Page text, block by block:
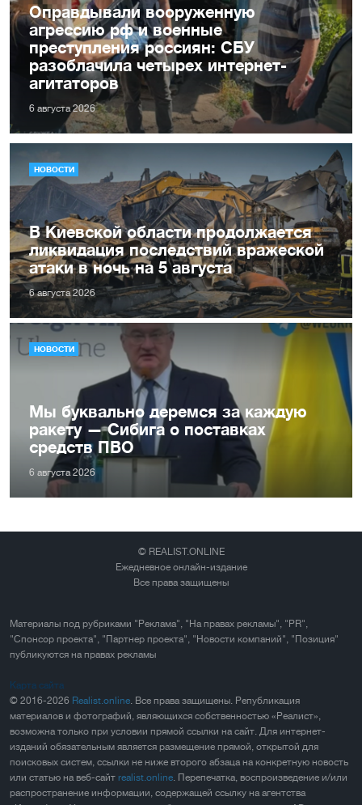
Оправдывали вооруженную
агрессию рф и военные
преступления россиян: СБУ
разоблачила четырех интернет-
агитаторов
6 августа 2026
НОВОСТИ
В Киевской области продолжается
ликвидация последствий вражеской
атаки в ночь на 5 августа
6 августа 2026
НОВОСТИ
Мы буквально деремся за каждую
ракету — Сибига о поставках
средств ПВО
6 августа 2026
© REALIST.ONLINE
Ежедневное онлайн-издание
Все права защищены
Материалы под рубриками "Реклама", "На правах рекламы", "PR",
"Спонсор проекта", "Партнер проекта", "Новости компаний", "Позиция"
публикуются на правах рекламы
Карта сайта
© 2016-2026 Realist.online. Все права защищены. Републикация
материалов и фотографий, являющихся собственностью «Реалист»,
возможна только при условии прямой ссылки на сайт. Для интернет-
изданий обязательным является размещение прямой, открытой для
поисковых систем, ссылки не ниже второго абзаца на конкретную новость
или статью на веб-сайт realist.online. Перепечатка, воспроизведение и/или
распространение информации, содержащей ссылку на агентства